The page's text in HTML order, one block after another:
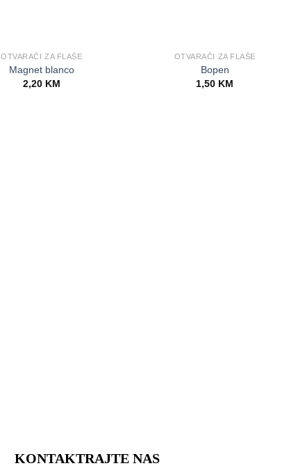
OTVARAČI ZA FLAŠE
Magnet blanco
2,20 KM
OTVARAČI ZA FLAŠE
Bopen
1,50 KM
KONTAKTRAJTE NAS